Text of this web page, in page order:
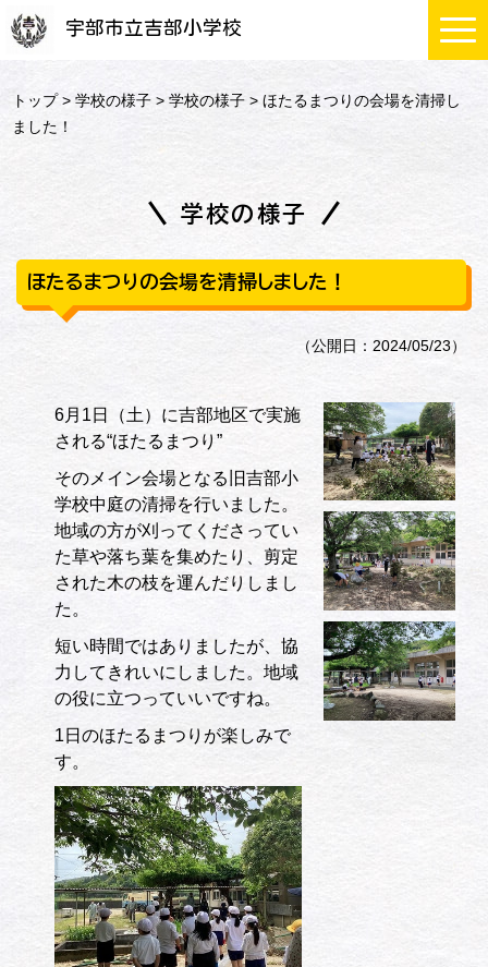
宇部市立吉部小学校
トップ>学校の様子 >学校の様子 > ほたるまつりの会場を清掃し
ました！
学校の様子
ほたるまつりの会場を清掃しました！
（公開日：2024/05/23）
6月1日（土）に吉部地区で実施
される“ほたるまつり”
そのメイン会場となる旧吉部小
学校中庭の清掃を行いました。
地域の方が刈ってくださってい
た草や落ち葉を集めたり、剪定
された木の枝を運んだりしまし
た。
短い時間ではありましたが、協
力してきれいにしました。地域
の役に立つっていいですね。
1日のほたるまつりが楽しみで
す。